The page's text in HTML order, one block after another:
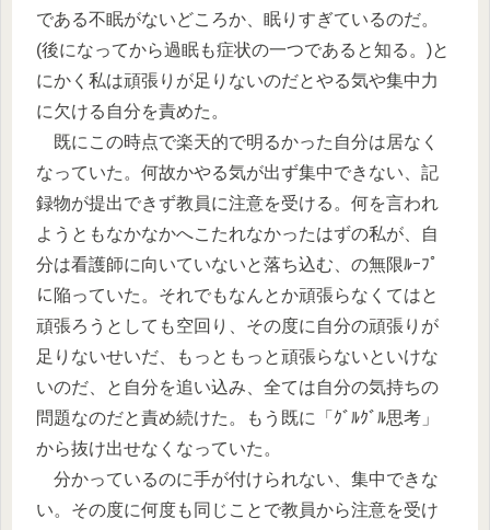
である不眠がないどころか、眠りすぎているのだ。
(後になってから過眠も症状の一つであると知る。)と
にかく私は頑張りが足りないのだとやる気や集中力
に欠ける自分を責めた。
既にこの時点で楽天的で明るかった自分は居なく
なっていた。何故かやる気が出ず集中できない、記
録物が提出できず教員に注意を受ける。何を言われ
ようともなかなかへこたれなかったはずの私が、自
分は看護師に向いていないと落ち込む、の無限ﾙｰﾌﾟ
に陥っていた。それでもなんとか頑張らなくてはと
頑張ろうとしても空回り、その度に自分の頑張りが
足りないせいだ、もっともっと頑張らないといけな
いのだ、と自分を追い込み、全ては自分の気持ちの
問題なのだと責め続けた。もう既に「ｸﾞﾙｸﾞﾙ思考」
から抜け出せなくなっていた。
分かっているのに手が付けられない、集中できな
い。その度に何度も同じことで教員から注意を受け